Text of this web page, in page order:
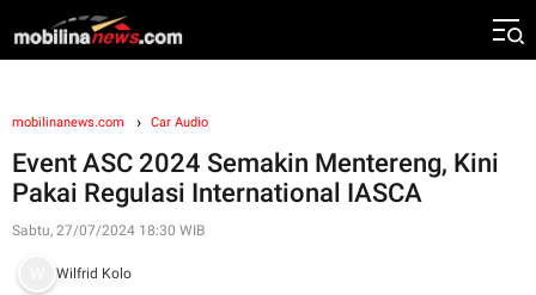
mobilinanews.com Car Audio
Event ASC 2024 Semakin Mentereng, Kini
Pakai Regulasi International IASCA
Sabtu, 27/07/2024 18:30 WIB
Wilfrid Kolo